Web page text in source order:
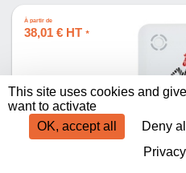
À partir de
38,01 € HT *
This site uses cookies and
want to activate
OK, accept all
Deny